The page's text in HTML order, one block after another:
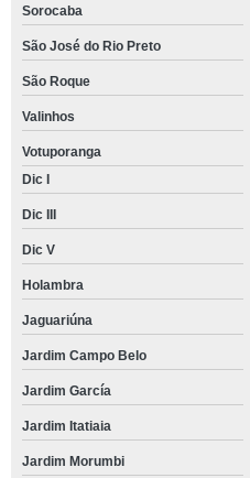
Sorocaba
São José do Rio Preto
São Roque
Valinhos
Votuporanga
Dic I
Dic III
Dic V
Holambra
Jaguariúna
Jardim Campo Belo
Jardim García
Jardim Itatiaia
Jardim Morumbi